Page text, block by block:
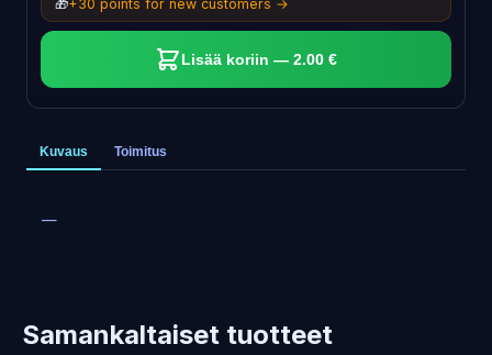
🎁+30 points for new customers →
Lisää koriin — 2.00 €
Kuvaus Toimitus
—
Samankaltaiset tuotteet